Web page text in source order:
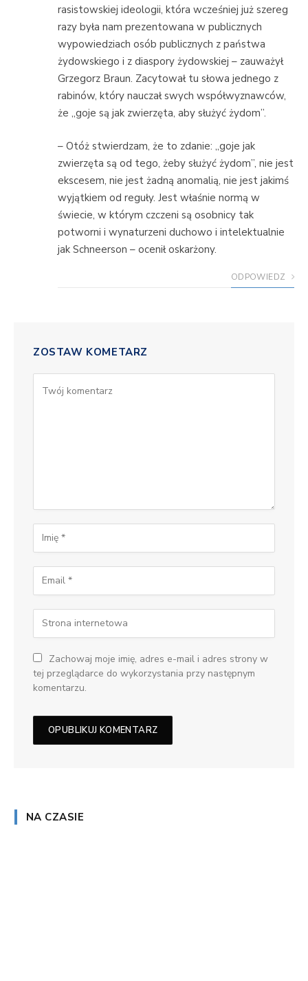
rasistowskiej ideologii, która wcześniej już szereg
razy była nam prezentowana w publicznych
wypowiedziach osób publicznych z państwa
żydowskiego i z diaspory żydowskiej – zauważył
Grzegorz Braun. Zacytował tu słowa jednego z
rabinów, który nauczał swych współwyznawców,
że „goje są jak zwierzęta, aby służyć żydom”.
– Otóż stwierdzam, że to zdanie: „goje jak
zwierzęta są od tego, żeby służyć żydom”, nie jest
ekscesem, nie jest żadną anomalią, nie jest jakimś
wyjątkiem od reguły. Jest właśnie normą w
świecie, w którym czczeni są osobnicy tak
potworni i wynaturzeni duchowo i intelektualnie
jak Schneerson – ocenił oskarżony.
ODPOWIEDZ
ZOSTAW KOMETARZ
Zachowaj moje imię, adres e-mail i adres strony w
tej przeglądarce do wykorzystania przy następnym
komentarzu.
NA CZASIE